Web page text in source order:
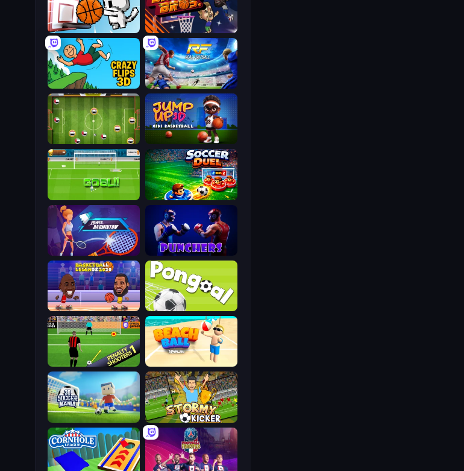
BasketBros
Basket Cats
Real Football
Crazy Flips 3D
Soccer Challenge
Soccer Duel
World Cup Penalty
Punchers
Power Badminton
Pongoal
Basketball Legends 2020
Beach Ball
Penalty Shooters
Stormy Kicker
3D Soccer Mania